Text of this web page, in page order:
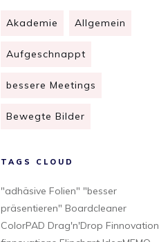
Akademie Allgemein
Aufgeschnappt
bessere Meetings
Bewegte Bilder
TAGS CLOUD
"adhäsive Folien" "besser
präsentieren" Boardcleaner
ColorPAD Drag'n'Drop Finnovation